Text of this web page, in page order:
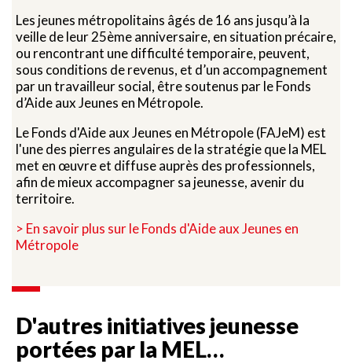
Les jeunes métropolitains âgés de 16 ans jusqu’à la
veille de leur 25ème anniversaire, en situation précaire,
ou rencontrant une difficulté temporaire, peuvent,
sous conditions de revenus, et d’un accompagnement
par un travailleur social, être soutenus par le Fonds
d’Aide aux Jeunes en Métropole.
Le Fonds d'Aide aux Jeunes en Métropole (FAJeM) est
l'une des pierres angulaires de la stratégie que la MEL
met en œuvre et diffuse auprès des professionnels,
afin de mieux accompagner sa jeunesse, avenir du
territoire.
> En savoir plus sur le Fonds d'Aide aux Jeunes en
Métropole
D'autres initiatives jeunesse
portées par la MEL…